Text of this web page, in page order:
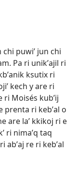
chi puwiʼ jun chi
Pa ri unikʼajil ri
ksutix ri
kech y are ri
ri Moisés kubʼij
prenta ri kebʼal o
are laʼ kkikoj ri e
ri nimaʼq taq
abʼaj re ri kebʼal